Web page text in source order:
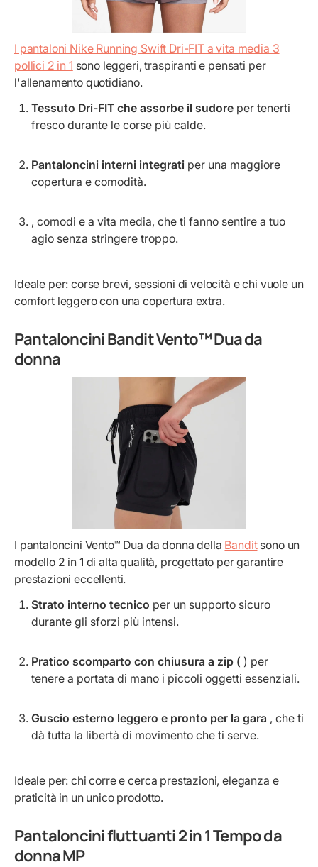
I pantaloni Nike Running Swift Dri-FIT a vita media 3
pollici 2 in 1 sono leggeri, traspiranti e pensati per
l'allenamento quotidiano.
Tessuto Dri-FIT che assorbe il sudore per tenerti
fresco durante le corse più calde.
Pantaloncini interni integrati per una maggiore
copertura e comodità.
, comodi e a vita media, che ti fanno sentire a tuo
agio senza stringere troppo.
Ideale per: corse brevi, sessioni di velocità e chi vuole un
comfort leggero con una copertura extra.
Pantaloncini Bandit Vento™ Dua da
donna
I pantaloncini Vento™ Dua da donna della Banditsono un
modello 2 in 1 di alta qualità, progettato per garantire
prestazioni eccellenti.
Strato interno tecnico per un supporto sicuro
durante gli sforzi più intensi.
Pratico scomparto con chiusura a zip ( ) per
tenere a portata di mano i piccoli oggetti essenziali.
Guscio esterno leggero e pronto per la gara , che ti
dà tutta la libertà di movimento che ti serve.
Ideale per: chi corre e cerca prestazioni, eleganza e
praticità in un unico prodotto.
Pantaloncini fluttuanti 2 in 1 Tempo da
donna MP